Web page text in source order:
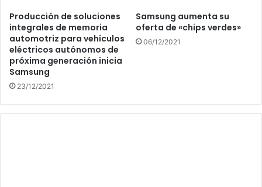
Producción de soluciones
integrales de memoria
automotriz para vehículos
eléctricos autónomos de
próxima generación inicia
Samsung
23/12/2021
Samsung aumenta su
oferta de «chips verdes»
06/12/2021